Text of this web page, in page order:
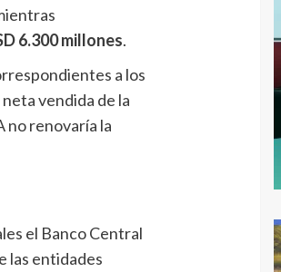
6.300 millones.
a los
vendida de la
no renovaría la
el Banco Central
las entidades